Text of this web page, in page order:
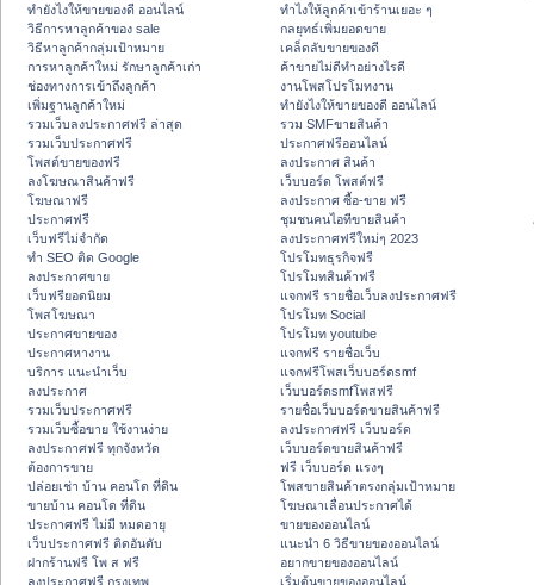
ทํายังไงให้ขายของดี ออนไลน์
วิธีการหาลูกค้าของ sale
วิธีหาลูกค้ากลุ่มเป้าหมาย
การหาลูกค้าใหม่ รักษาลูกค้าเก่า
ช่องทางการเข้าถึงลูกค้า
เพิ่มฐานลูกค้าใหม่
รวมเว็บลงประกาศฟรี ล่าสุด
รวมเว็บประกาศฟรี
โพสต์ขายของฟรี
ลงโฆษณาสินค้าฟรี
โฆษณาฟรี
ประกาศฟรี
เว็บฟรีไม่จำกัด
ทำ SEO ติด Google
ลงประกาศขาย
เว็บฟรียอดนิยม
โพสโฆษณา
ประกาศขายของ
ประกาศหางาน
บริการ แนะนำเว็บ
ลงประกาศ
รวมเว็บประกาศฟรี
รวมเว็บซื้อขาย ใช้งานง่าย
ลงประกาศฟรี ทุกจังหวัด
ต้องการขาย
ปล่อยเช่า บ้าน คอนโด ที่ดิน
ขายบ้าน คอนโด ที่ดิน
ประกาศฟรี ไม่มี หมดอายุ
เว็บประกาศฟรี ติดอันดับ
ฝากร้านฟรี โพ ส ฟรี
ลงประกาศฟรี กรุงเทพ
ทําไงให้ลูกค้าเข้าร้านเยอะ ๆ
กลยุทธ์เพิ่มยอดขาย
เคล็ดลับขายของดี
ค้าขายไม่ดีทำอย่างไรดี
งานโพสโปรโมทงาน
ทํายังไงให้ขายของดี ออนไลน์
รวม SMFขายสินค้า
ประกาศฟรีออนไลน์
ลงประกาศ สินค้า
เว็บบอร์ด โพสต์ฟรี
ลงประกาศ ซื้อ-ขาย ฟรี
ชุมชนคนไอทีขายสินค้า
ลงประกาศฟรีใหม่ๆ 2023
โปรโมทธุรกิจฟรี
โปรโมทสินค้าฟรี
แจกฟรี รายชื่อเว็บลงประกาศฟรี
โปรโมท Social
โปรโมท youtube
แจกฟรี รายชื่อเว็บ
แจกฟรีโพสเว็บบอร์ดsmf
เว็บบอร์ดsmfโพสฟรี
รายชื่อเว็บบอร์ดขายสินค้าฟรี
ลงประกาศฟรี เว็บบอร์ด
เว็บบอร์ดขายสินค้าฟรี
ฟรี เว็บบอร์ด แรงๆ
โพสขายสินค้าตรงกลุ่มเป้าหมาย
โฆษณาเลื่อนประกาศได้
ขายของออนไลน์
แนะนำ 6 วิธีขายของออนไลน์
อยากขายของออนไลน์
เริ่มต้นขายของออนไลน์